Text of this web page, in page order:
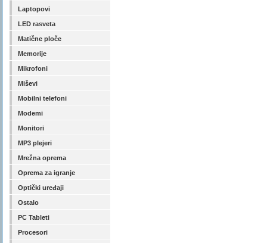
Laptopovi
LED rasveta
Matične ploče
Memorije
Mikrofoni
Miševi
Mobilni telefoni
Modemi
Monitori
MP3 plejeri
Mrežna oprema
Oprema za igranje
Optički uređaji
Ostalo
PC Tableti
Procesori